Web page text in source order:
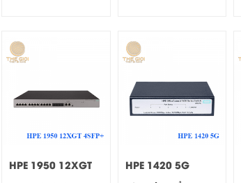
HPE 1950 12XGT
HPE 1420 5G
Switch